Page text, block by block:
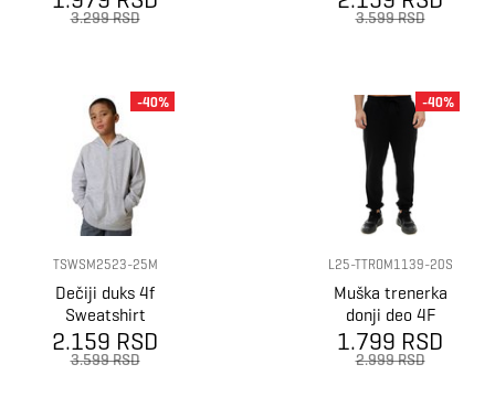
Sweatshirt
3.299 RSD 3.599 RSD
TSWSM2523-25M
Dečiji duks 4f
Sweatshirt
m2523
2.159 RSD
3.599 RSD
-40%
L25-TTROM1139-20S
Muška trenerka
donji deo 4F
Trousers
1.799 RSD
2.999 RSD
-40%